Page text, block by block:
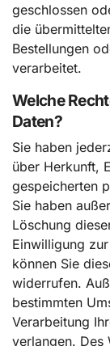
geschlossen
die
Bestellungen
verarbeitet.
Welche
Daten?
Sie haben
über Herkunft,
gespeicherten
Sie haben
Löschung
Einwilligung
können Sie
widerrufen.
bestimmten
Verarbeitung
verlangen. Des